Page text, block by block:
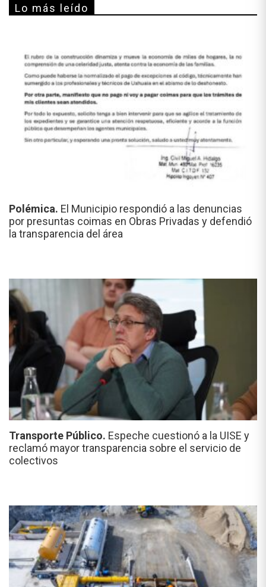
Lo más leído
Polémica. El Municipio respondió a las denuncias
por presuntas coimas en Obras Privadas y defendió
la transparencia del área
Transporte Público. Espeche cuestionó a la UISE y
reclamó mayor transparencia sobre el servicio de
colectivos